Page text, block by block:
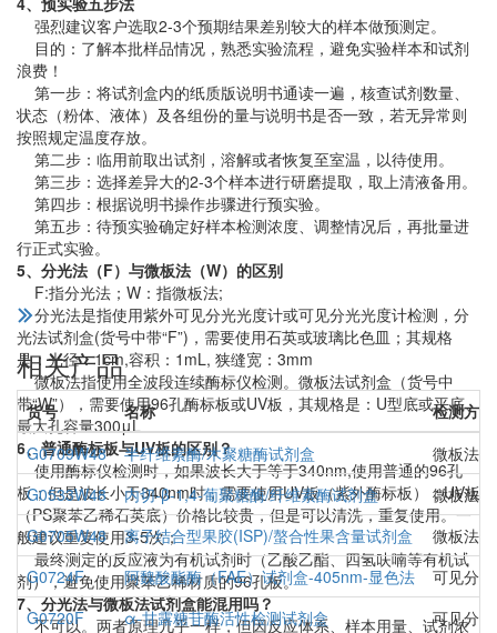
强烈建议客户选取2-3个预期结果差别较大的样本做预测定。
目的：了解本批样品情况，熟悉实验流程，避免实验样本和试剂
浪费！
第一步：将试剂盒内的纸质版说明书通读一遍，核查试剂数量、
状态（粉体、液体）及各组份的量与说明书是否一致，若无异常则
按照规定温度存放。
第二步：临用前取出试剂，溶解或者恢复至室温，以待使用。
第三步：选择差异大的2-3个样本进行研磨提取，取上清液备用。
第四步：根据说明书操作步骤进行预实验。
第五步：待预实验确定好样本检测浓度、调整情况后，再批量进
行正式实验。
5、分光法（F）与微板法（W）的区别
F:指分光法；W：指微板法;
分光法是指使用紫外可见分光光度计或可见分光光度计检测，分
光法试剂盒(货号中带“F”)，需要使用石英或玻璃比色皿；其规格
是：光径：1cm,容积：1mL, 狭缝宽：3mm
微板法指使用全波段连续酶标仪检测。微板法试剂盒（货号中
带“W”），需要使用96孔酶标板或UV板，其规格是：U型底或平底、
最大孔容量300μL
6、普通酶标板与UV板的区别？
使用酶标仪检测时，如果波长大于等于340nm,使用普通的96孔
板；但是波长小于340nm时，需要使用UV板（紫外酶标板）；UV板
（PS聚苯乙稀石英底）价格比较贵，但是可以清洗，重复使用。一
般建议重复使用3-5次；
最终测定的反应液为有机试剂时（乙酸乙酯、四氢呋喃等有机试
剂），避免使用聚苯乙稀材质的96孔板。
7、分光法与微板法试剂盒能混用吗？
不可以。两者原理几乎一样，但因反应体系、样本用量、试剂浓
相关产品
货号 名称
检测方法
G0709W48
半纤维素酶/木聚糖酶试剂盒
微板法(
G0533W48
内切-β-1,4-葡聚糖酶/纤维素酶试剂盒
微板法(
G0705W48
离子结合型果胶(ISP)/螯合性果含量试剂盒
微板法
G0724F
阿魏酸酯酶（FAE）试剂盒-405nm-显色法
可见分
G0720F
α-甘露糖苷酶活性检测试剂盒
可见分